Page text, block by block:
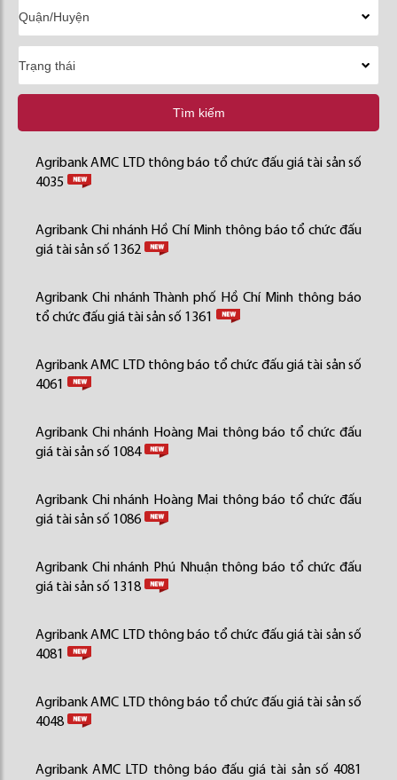
Tìm kiếm
Agribank AMC LTD thông báo tổ chức đấu giá tài sản số
4035
Agribank Chi nhánh Hồ Chí Minh thông báo tổ chức đấu
giá tài sản số 1362
Agribank Chi nhánh Thành phố Hồ Chí Minh thông báo
tổ chức đấu giá tài sản số 1361
Agribank AMC LTD thông báo tổ chức đấu giá tài sản số
4061
Agribank Chi nhánh Hoàng Mai thông báo tổ chức đấu
giá tài sản số 1084
Agribank Chi nhánh Hoàng Mai thông báo tổ chức đấu
giá tài sản số 1086
Agribank Chi nhánh Phú Nhuận thông báo tổ chức đấu
giá tài sản số 1318
Agribank AMC LTD thông báo tổ chức đấu giá tài sản số
4081
Agribank AMC LTD thông báo tổ chức đấu giá tài sản số
4048
Agribank AMC LTD thông báo đấu giá tài sản số 4081